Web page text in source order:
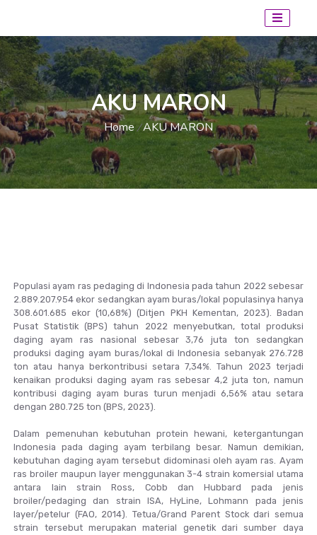
AKU MARON
Home / AKU MARON
Populasi ayam ras pedaging di Indonesia pada tahun 2022 sebesar
2.889.207.954 ekor sedangkan ayam buras/lokal populasinya hanya
308.601.685 ekor (10,68%) (Ditjen PKH Kementan, 2023). Badan
Pusat Statistik (BPS) tahun 2022 menyebutkan, total produksi
daging ayam ras nasional sebesar 3,76 juta ton sedangkan
produksi daging ayam buras/lokal di Indonesia sebanyak 276.728
ton atau hanya berkontribusi setara 7,34%. Tahun 2023 terjadi
kenaikan produksi daging ayam ras sebesar 4,2 juta ton, namun
kontribusi daging ayam buras turun menjadi 6,56% atau setara
dengan 280.725 ton (BPS, 2023).
Dalam pemenuhan kebutuhan protein hewani, ketergantungan
Indonesia pada daging ayam terbilang besar. Namun demikian,
kebutuhan daging ayam tersebut didominasi oleh ayam ras. Ayam
ras broiler maupun layer menggunakan 3-4 strain komersial utama
antara lain strain Ross, Cobb dan Hubbard pada jenis
broiler/pedaging dan strain ISA, HyLine, Lohmann pada jenis
layer/petelur (FAO, 2014). Tetua/Grand Parent Stock dari semua
strain tersebut merupakan material genetik dari sumber daya